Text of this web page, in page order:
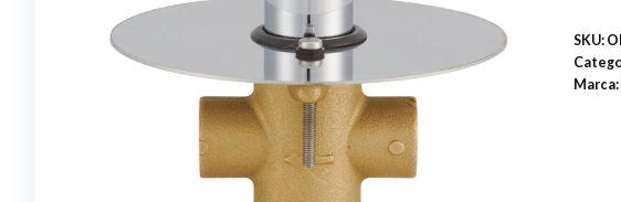
de
SKU:
Marca: